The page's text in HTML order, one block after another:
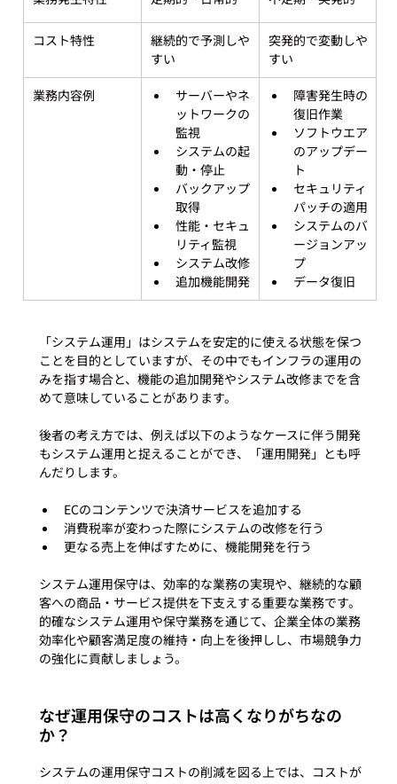
コスト特性
継続的で予測しや
すい
突発的で変動しや
すい
業務内容例
サーバーやネ
ットワークの
監視
システムの起
動・停止
バックアップ
取得
性能・セキュ
リティ監視
システム改修
追加機能開発
障害発生時の
復旧作業
ソフトウエア
のアップデー
ト
セキュリティ
パッチの適用
システムのバ
ージョンアッ
プ
データ復旧
「システム運用」はシステムを安定的に使える状態を保つ
ことを目的としていますが、その中でもインフラの運用の
みを指す場合と、機能の追加開発やシステム改修までを含
めて意味していることがあります。
後者の考え方では、例えば以下のようなケースに伴う開発
もシステム運用と捉えることができ、「運用開発」とも呼
ECのコンテンツで決済サービスを追加する
消費税率が変わった際にシステムの改修を行う
更なる売上を伸ばすために、機能開発を行う
システム運用保守は、効率的な業務の実現や、継続的な顧
客への商品・サービス提供を下支えする重要な業務です。
的確なシステム運用や保守業務を通じて、企業全体の業務
効率化や顧客満足度の維持・向上を後押しし、市場競争力
なぜ運用保守のコストは高くなりがちなの
か？
システムの運用保守コストの削減を図る上では、コストが